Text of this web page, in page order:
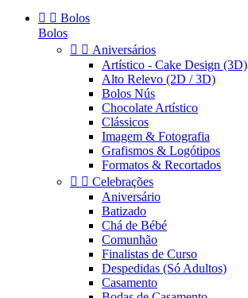
  Bolos
Bolos
  Aniversários
Artístico - Cake Design (3D)
Alto Relevo (2D / 3D)
Bolos Nús
Chocolate Artístico
Clássicos
Imagem & Fotografia
Grafismos & Logótipos
Formatos & Recortados
  Celebrações
Aniversário
Batizado
Chá de Bébé
Comunhão
Finalistas de Curso
Despedidas (Só Adultos)
Casamento